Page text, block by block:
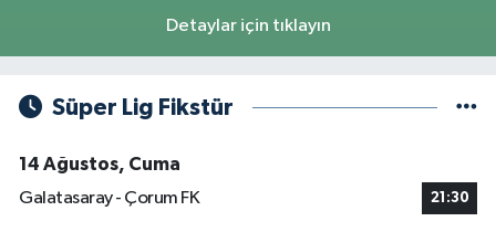
Detaylar için tıklayın
Süper Lig Fikstür
14 Ağustos, Cuma
Galatasaray - Çorum FK
21:30